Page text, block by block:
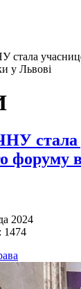
стала
у Львові
стала
форуму
2024
1474